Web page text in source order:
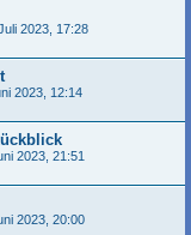
2023, 17:28
2023, 12:14
2023, 21:51
2023, 20:00